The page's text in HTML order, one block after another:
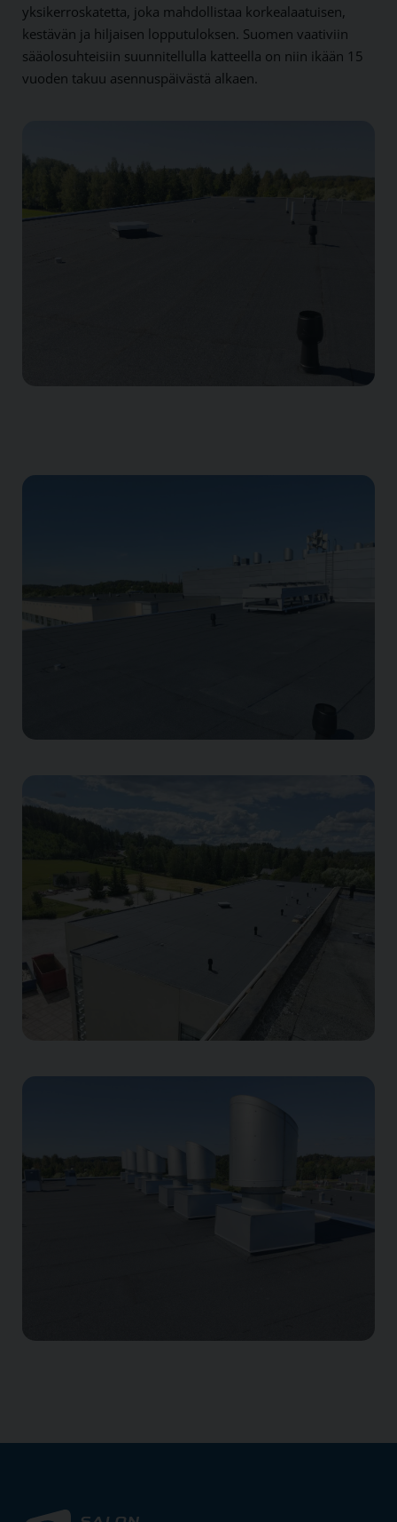
yksikerroskatetta, joka mahdollistaa korkealaatuisen,
kestävän ja hiljaisen lopputuloksen. Suomen vaativiin
sääolosuhteisiin suunnitellulla katteella on niin ikään 15
vuoden takuu asennuspäivästä alkaen.